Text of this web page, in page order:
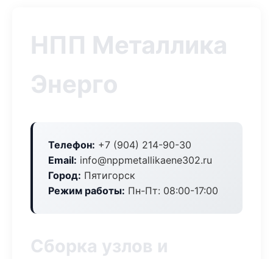
НПП Металлика
Энерго
Телефон: +7 (904) 214-90-30
Email: info@nppmetallikaene302.ru
Город: Пятигорск
Режим работы: Пн-Пт: 08:00-17:00
Сборка узлов и